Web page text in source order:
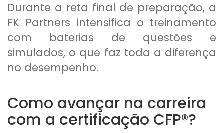
Durante a reta final de preparação, a
FK Partners intensifica o treinamento
com baterias de questões e
simulados, o que faz toda a diferença
no desempenho.
Como avançar na carreira
com a certificação CFP®?